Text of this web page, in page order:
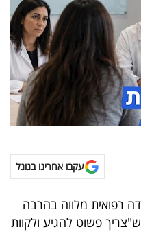
עקבו אחרינו בגוגל
רפואית מלווה בהרבה
פשוט להגיע ולקוות